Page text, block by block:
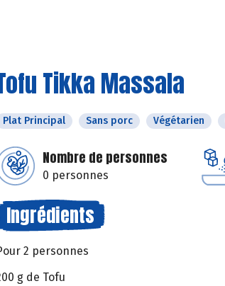
Tikka Massala
Plat Principal Sans porc Végétarien
Nombre de personnes
0 personnes
Ingrédients
2 personnes
g de Tofu